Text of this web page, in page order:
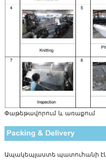
Փաթեթավորում և առաքում
Ապակեպլաստե պատուհանի